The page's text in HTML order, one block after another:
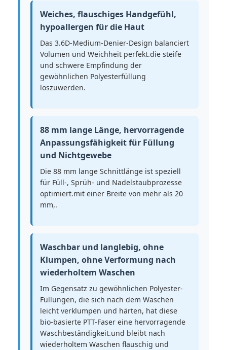
Weiches, flauschiges Handgefühl,
hypoallergen für die Haut
Das 3.6D-Medium-Denier-Design balanciert
Volumen und Weichheit perfekt.die steife
und schwere Empfindung der
gewöhnlichen Polyesterfüllung
loszuwerden.
88 mm lange Länge, hervorragende
Anpassungsfähigkeit für Füllung
und Nichtgewebe
Die 88 mm lange Schnittlänge ist speziell
für Füll-, Sprüh- und Nadelstaubprozesse
optimiert.mit einer Breite von mehr als 20
mm,.
Waschbar und langlebig, ohne
Klumpen, ohne Verformung nach
wiederholtem Waschen
Im Gegensatz zu gewöhnlichen Polyester-
Füllungen, die sich nach dem Waschen
leicht verklumpen und härten, hat diese
bio-basierte PTT-Faser eine hervorragende
Waschbeständigkeit.und bleibt nach
wiederholtem Waschen flauschig und